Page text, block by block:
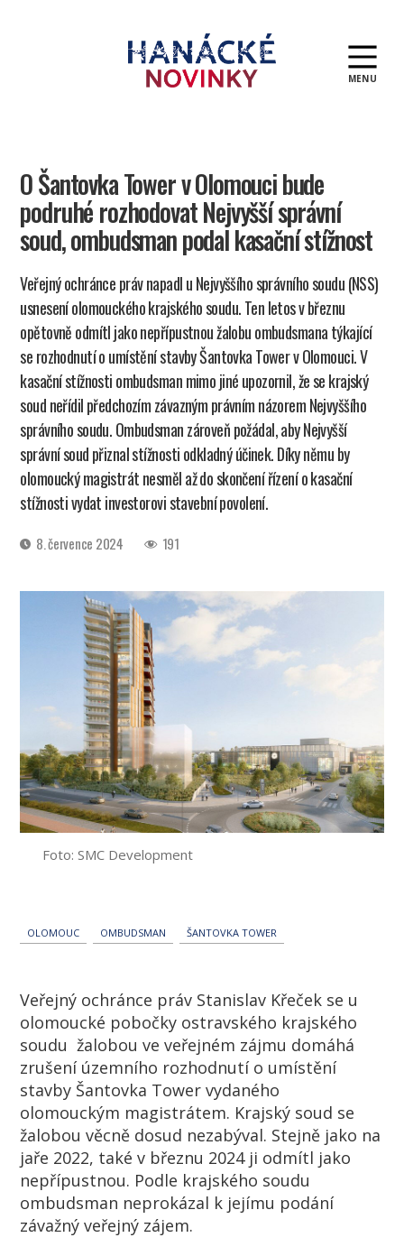
MENU
O Šantovka Tower v Olomouci bude
podruhé rozhodovat Nejvyšší správní
soud, ombudsman podal kasační stížnost
Veřejný ochránce práv napadl u Nejvyššího správního soudu (NSS)
usnesení olomouckého krajského soudu. Ten letos v březnu
opětovně odmítl jako nepřípustnou žalobu ombudsmana týkající
se rozhodnutí o umístění stavby Šantovka Tower v Olomouci. V
kasační stížnosti ombudsman mimo jiné upozornil, že se krajský
soud neřídil předchozím závazným právním názorem Nejvyššího
správního soudu. Ombudsman zároveň požádal, aby Nejvyšší
správní soud přiznal stížnosti odkladný účinek. Díky němu by
olomoucký magistrát nesměl až do skončení řízení o kasační
stížnosti vydat investorovi stavební povolení.
Datum8. července 2024 191
Foto: SMC Development
OLOMOUC OMBUDSMAN ŠANTOVKA TOWER
Veřejný ochránce práv Stanislav Křeček se u
olomoucké pobočky ostravského krajského
soudu žalobou ve veřejném zájmu domáhá
zrušení územního rozhodnutí o umístění
stavby Šantovka Tower vydaného
olomouckým magistrátem. Krajský soud se
žalobou věcně dosud nezabýval. Stejně jako na
jaře 2022, také v březnu 2024 ji odmítl jako
nepřípustnou. Podle krajského soudu
ombudsman neprokázal k jejímu podání
závažný veřejný zájem.